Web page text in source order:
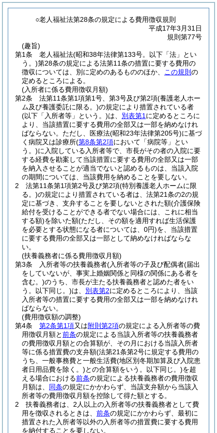
○老人福祉法第28条の規定による費用徴収規則
平成17年3月31日
規則第77号
(趣旨)
第1条
老人福祉法(昭和38年法律第133号。以下「法」とい
う。)第28条の規定による法第11条の措置に要する費用の
徴収については、別に定めのあるもののほか、
この規則 の
定めるところによる。
(入所者に係る費用徴収月額)
第2条
法第11条第1項第1号、第3号及び第2項(養護老人ホー
ム及び養護委託に限る。)の規定により措置されている者
(以下「入所者等」という。)は、 別表第1 に定めるところに
より、当該措置に要する費用の全部又は一部を納めなけれ
ばならない。 ただし、医療法(昭和23年法律第205号)に基づ
く病院又は診療所(第8条第2項において「病院等」とい
う。)に入院している入所者等で、市長がその者の入院に要
する経費を勘案して当該措置に要する費用の全部又は一部
を納入させることが適当でないと認めるものは、当該入院
の期間については、当該費用を納めることを要しない。
2
法第11条第1項第2号及び第2項(特別養護老人ホームに限
る。)の規定により措置されている者は、法第21条の2の規
定に基づき、支弁することを要しないとされた額(介護保険
給付を受けることができる者でない場合には、これに相当
する額)を除いた額(ただし、その額を適用すれば生活保護
を必要とする状態になる者については、0円)を、当該措置
に要する費用の全部又は一部として納めなければならな
い。
(扶養義務者に係る費用徴収月額)
第3条
入所者等の扶養義務者(入所者等の子及び配偶者(届出
をしていないが、事実上婚姻関係と同様の関係にある者を
含む。)のうち、市長が主たる扶養義務者と認めた者をい
う。以下同じ。)は、 別表第2に定めるところにより、当該
入所者等の措置に要する費用の全部又は一部を納めなけれ
ばならない。
(費用徴収額の調整)
第4条
第2条第1項又は附則第2項の規定による入所者等の費
用徴収月額と前条の規定による当該入所者等の扶養義務者
の費用徴収月額との合算額が、その月における当該入所者
等に係る措置費の支弁額(法第21条第2号に規定する費用の
うち、一般事務費と一般生活費(地区別冬期加算及び入院患
者日用品費を除く。)との合算額をいう。以下同じ。)を超
える場合における前条の規定による扶養義務者の費用徴収
月額は、 同条の規定にかかわらず、当該支弁額から当該入
所者等の費用徴収月額を控除して得た額とする。
2
扶養義務者は、2人以上の入所者等の扶養義務者として費
用を徴収されるときは、 前条の規定にかかわらず、最初に
措置された入所者等以外の入所者等の措置費に要する費用
を納付することを要しない。